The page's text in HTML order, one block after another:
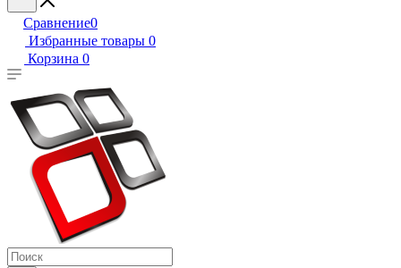
Сравнение0
Избранные товары 0
Корзина 0